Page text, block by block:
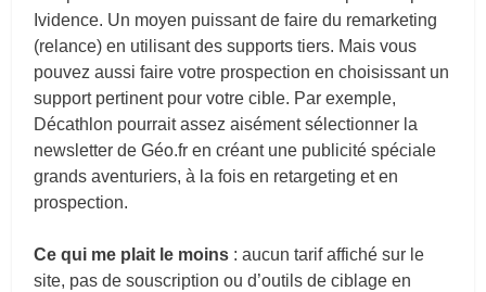
Ividence. Un moyen puissant de faire du remarketing
(relance) en utilisant des supports tiers. Mais vous
pouvez aussi faire votre prospection en choisissant un
support pertinent pour votre cible. Par exemple,
Décathlon pourrait assez aisément sélectionner la
newsletter de Géo.fr en créant une publicité spéciale
grands aventuriers, à la fois en retargeting et en
prospection.
Ce qui me plait le moins : aucun tarif affiché sur le
site, pas de souscription ou d’outils de ciblage en